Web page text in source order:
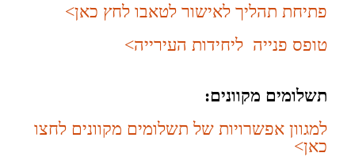
פתיחת תהליך לאישור לטאבו לחץ כאן>
טופס פנייה ליחידות העירייה>
תשלומים מקוונים:
למגוון אפשרויות של תשלומים מקוונים לחצו
כאן>